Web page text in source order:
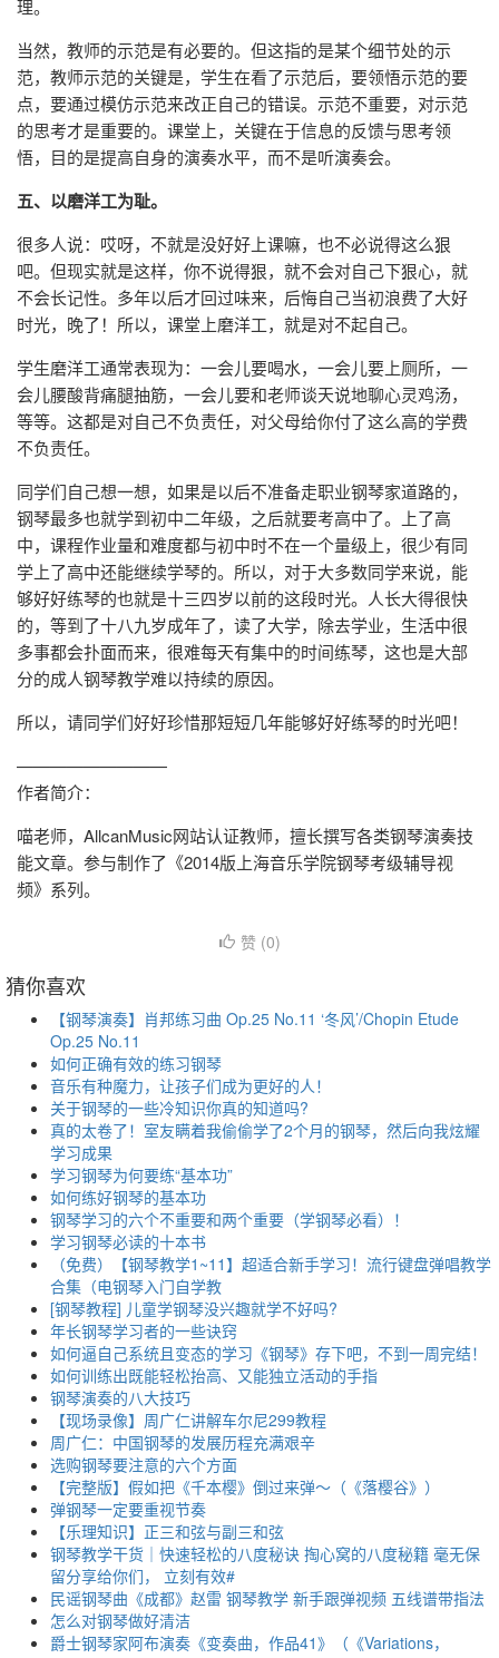
理。
当然，教师的示范是有必要的。但这指的是某个细节处的示
范，教师示范的关键是，学生在看了示范后，要领悟示范的要
点，要通过模仿示范来改正自己的错误。示范不重要，对示范
的思考才是重要的。课堂上，关键在于信息的反馈与思考领
悟，目的是提高自身的演奏水平，而不是听演奏会。
五、以磨洋工为耻。
很多人说：哎呀，不就是没好好上课嘛，也不必说得这么狠
吧。但现实就是这样，你不说得狠，就不会对自己下狠心，就
不会长记性。多年以后才回过味来，后悔自己当初浪费了大好
时光，晚了！所以，课堂上磨洋工，就是对不起自己。
学生磨洋工通常表现为：一会儿要喝水，一会儿要上厕所，一
会儿腰酸背痛腿抽筋，一会儿要和老师谈天说地聊心灵鸡汤，
等等。这都是对自己不负责任，对父母给你付了这么高的学费
不负责任。
同学们自己想一想，如果是以后不准备走职业钢琴家道路的，
钢琴最多也就学到初中二年级，之后就要考高中了。上了高
中，课程作业量和难度都与初中时不在一个量级上，很少有同
学上了高中还能继续学琴的。所以，对于大多数同学来说，能
够好好练琴的也就是十三四岁以前的这段时光。人长大得很快
的，等到了十八九岁成年了，读了大学，除去学业，生活中很
多事都会扑面而来，很难每天有集中的时间练琴，这也是大部
分的成人钢琴教学难以持续的原因。
所以，请同学们好好珍惜那短短几年能够好好练琴的时光吧！
—————————
作者简介：
喵老师，AllcanMusic网站认证教师，擅长撰写各类钢琴演奏技
能文章。参与制作了《2014版上海音乐学院钢琴考级辅导视
频》系列。
赞 (0)
猜你喜欢
【钢琴演奏】肖邦练习曲 Op.25 No.11 ‘冬风’/Chopin Etude
Op.25 No.11
如何正确有效的练习钢琴
音乐有种魔力，让孩子们成为更好的人！
关于钢琴的一些冷知识你真的知道吗?
真的太卷了！室友瞒着我偷偷学了2个月的钢琴，然后向我炫耀
学习成果
学习钢琴为何要练“基本功”
如何练好钢琴的基本功
钢琴学习的六个不重要和两个重要（学钢琴必看）！
学习钢琴必读的十本书
（免费）【钢琴教学1~11】超适合新手学习！流行键盘弹唱教学
合集（电钢琴入门自学教
[钢琴教程] 儿童学钢琴没兴趣就学不好吗?
年长钢琴学习者的一些诀窍
如何逼自己系统且变态的学习《钢琴》存下吧，不到一周完结！
如何训练出既能轻松抬高、又能独立活动的手指
钢琴演奏的八大技巧
【现场录像】周广仁讲解车尔尼299教程
周广仁：中国钢琴的发展历程充满艰辛
选购钢琴要注意的六个方面
【完整版】假如把《千本樱》倒过来弹～（《落樱谷》）
弹钢琴一定要重视节奏
【乐理知识】正三和弦与副三和弦
钢琴教学干货｜快速轻松的八度秘诀 掏心窝的八度秘籍 毫无保
留分享给你们， 立刻有效#
民谣钢琴曲《成都》赵雷 钢琴教学 新手跟弹视频 五线谱带指法
怎么对钢琴做好清洁
爵士钢琴家阿布演奏《变奏曲，作品41》（《Variations，